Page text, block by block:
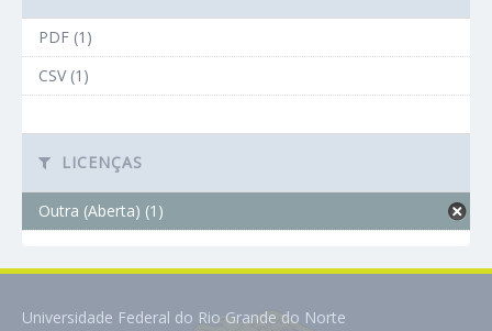
PDF (1)
CSV (1)
LICENÇAS
Outra (Aberta) (1)
Universidade Federal do Rio Grande do Norte